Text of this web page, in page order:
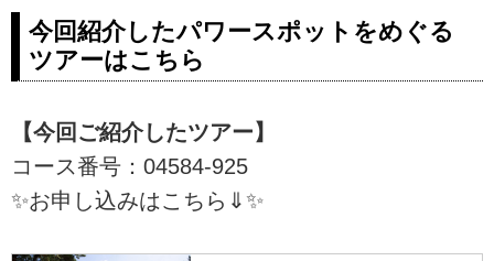
今回紹介したパワースポットをめぐる
ツアーはこちら
【今回ご紹介したツアー】
コース番号：04584-925
✨お申し込みはこちら⇓✨